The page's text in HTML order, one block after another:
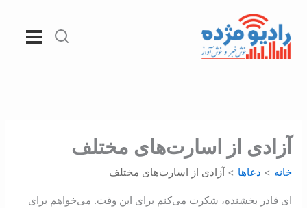
محتوا
آزادی از اسارت‌های مختلف
خانه دعاها آزادی از اسارت‌های مختلف
ای قادر بخشنده، شکرت می‌کنم برای این وقت. می‌خواهم برای